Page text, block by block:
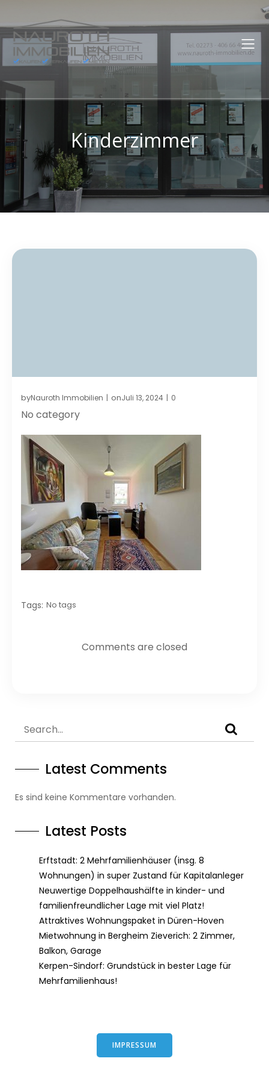
Kinderzimmer
byNauroth Immobilien | onJuli 13, 2024 | 0
No category
Tags: No tags
Comments are closed
Latest Comments
Es sind keine Kommentare vorhanden.
Latest Posts
Erftstadt: 2 Mehrfamilienhäuser (insg. 8
Wohnungen) in super Zustand für Kapitalanleger
Neuwertige Doppelhaushälfte in kinder- und
familienfreundlicher Lage mit viel Platz!
Attraktives Wohnungspaket in Düren-Hoven
Mietwohnung in Bergheim Zieverich: 2 Zimmer,
Balkon, Garage
Kerpen-Sindorf: Grundstück in bester Lage für
Mehrfamilienhaus!
IMPRESSUM